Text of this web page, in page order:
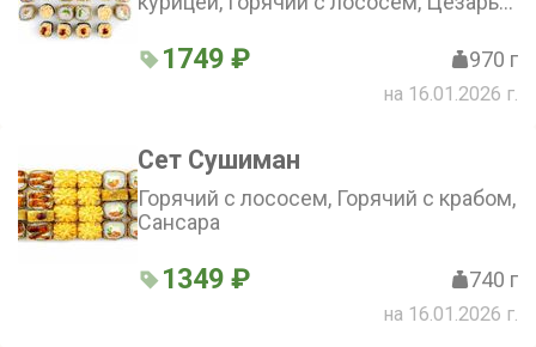
1749 ₽ 970 г
на 16.01.2026 г.
Сет Сушиман
Горячий с лососем, Горячий с крабом,
Сансара
1349 ₽ 740 г
на 16.01.2026 г.